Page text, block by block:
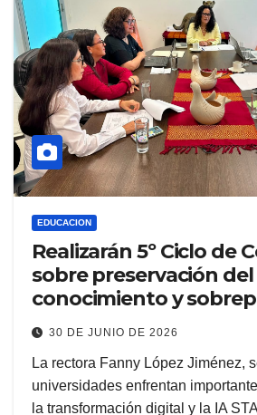
EDUCACION
Realizarán 5º Ciclo de
sobre preservación del
conocimiento y
informativa en la era
30 DE JUNIO DE 2026
La rectora Fanny López Jiménez,
universidades enfrentan
la transformación digital y la IA